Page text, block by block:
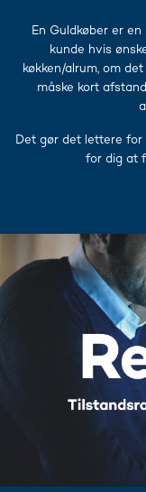
​En Guldkøber er
kunde hvis
køkken/alrum, om
måske kort
Det gør det lettere
for dig at